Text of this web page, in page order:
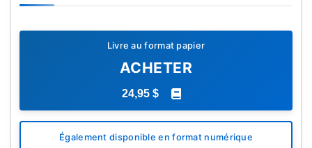
Livre au format papier
ACHETER
24,95 $
Également disponible en format numérique